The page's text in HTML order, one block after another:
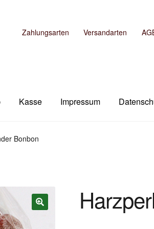
Zahlungsarten Versandarten
Kasse Impressum
KasseMein Konto
Bonbon